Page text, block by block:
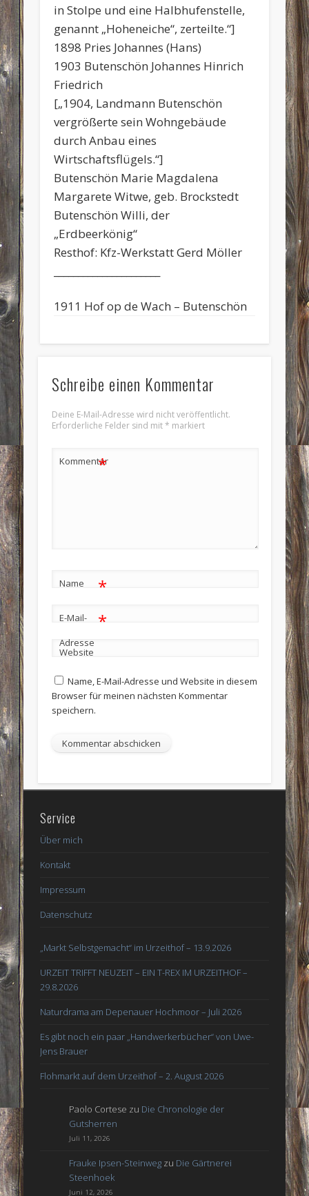
in Stolpe und eine Halbhufenstelle,
genannt „Hoheneiche“, zerteilte.“]
1898 Pries Johannes (Hans)
1903 Butenschön Johannes Hinrich
Friedrich
[„1904, Landmann Butenschön
vergrößerte sein Wohngebäude
durch Anbau eines
Wirtschaftsflügels.“]
Butenschön Marie Magdalena
Margarete Witwe, geb. Brockstedt
Butenschön Willi, der
„Erdbeerkönig“
Resthof: Kfz-Werkstatt Gerd Möller
1911 Hof op de Wach – Butenschön
Schreibe einen Kommentar
Deine E-Mail-Adresse wird nicht veröffentlicht.
Erforderliche Felder sind mit* markiert
Kommentar
*
Name *
E-Mail-
Adresse
*
Website
Name, E-Mail-Adresse und Website in diesem
Browser für meinen nächsten Kommentar
speichern.
Service
Über mich
Kontakt
Impressum
Datenschutz
„Markt Selbstgemacht“ im Urzeithof – 13.9.2026
URZEIT TRIFFT NEUZEIT – EIN T-REX IM URZEITHOF –
29.8.2026
Naturdrama am Depenauer Hochmoor – Juli 2026
Es gibt noch ein paar „Handwerkerbücher“ von Uwe-
Jens Brauer
Flohmarkt auf dem Urzeithof – 2. August 2026
Paolo Cortese zu Die Chronologie der
Gutsherren
Juli 11, 2026
Frauke Ipsen-Steinweg zu Die Gärtnerei
Steenhoek
Juni 12, 2026